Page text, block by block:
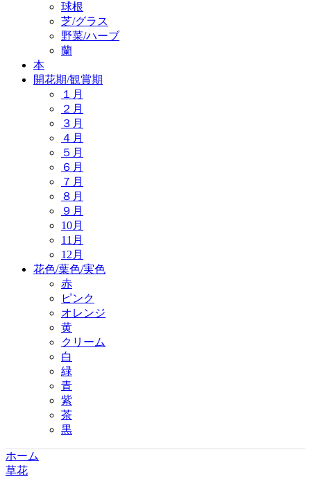
球根
芝/グラス
野菜/ハーブ
蘭
本
開花期/観賞期
１月
２月
３月
４月
５月
６月
７月
８月
９月
10月
11月
12月
花色/葉色/実色
赤
ピンク
オレンジ
黄
クリーム
白
緑
青
紫
茶
黒
ホーム
草花